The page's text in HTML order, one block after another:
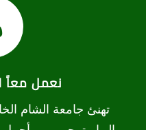
نعمل معاً
تهنئ جامعة الشام